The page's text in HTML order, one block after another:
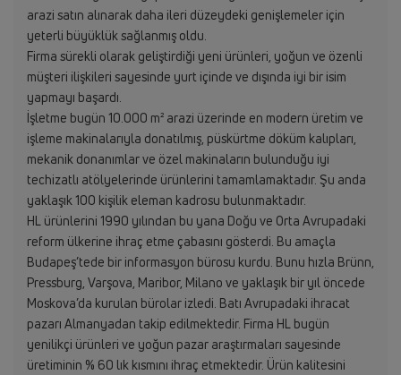
arazi satın alınarak daha ileri düzeydeki genişlemeler için
yeterli büyüklük sağlanmış oldu.
Firma sürekli olarak geliştirdiği yeni ürünleri, yoğun ve özenli
müşteri ilişkileri sayesinde yurt içinde ve dışında iyi bir isim
yapmayı başardı.
İşletme bugün 10.000 m² arazi üzerinde en modern üretim ve
işleme makinalarıyla donatılmış, püskürtme döküm kalıpları,
mekanik donanımlar ve özel makinaların bulunduğu iyi
techizatlı atölyelerinde ürünlerini tamamlamaktadır. Şu anda
yaklaşık 100 kişilik eleman kadrosu bulunmaktadır.
HL ürünlerini 1990 yılından bu yana Doğu ve Orta Avrupadaki
reform ülkerine ihraç etme çabasını gösterdi. Bu amaçla
Budapeş’tede bir informasyon bürosu kurdu. Bunu hızla Brünn,
Pressburg, Varşova, Maribor, Milano ve yaklaşık bir yıl öncede
Moskova’da kurulan bürolar izledi. Batı Avrupadaki ihracat
pazarı Almanyadan takip edilmektedir. Firma HL bugün
yenilikçi ürünleri ve yoğun pazar araştırmaları sayesinde
üretiminin % 60 lık kısmını ihraç etmektedir. Ürün kalitesini